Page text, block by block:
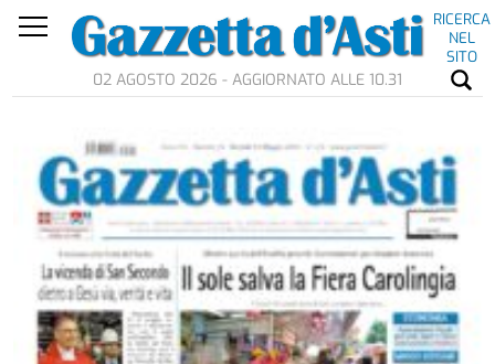
RICERCA
NEL
SITO
02 AGOSTO 2026 - AGGIORNATO ALLE 10.31